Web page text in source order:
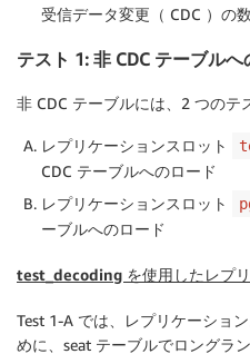
受信データ変更（ CDC ）の
テスト 1: 非 CDC テーブルへ
非 CDC テーブルには、2 つのテ
レプリケーションスロット
CDC テーブルへのロード
レプリケーションスロット
ーブルへのロード
test_decoding を使用したレプ
Test 1-A では、レプリケーショ
めに、seat テーブルでロングラ